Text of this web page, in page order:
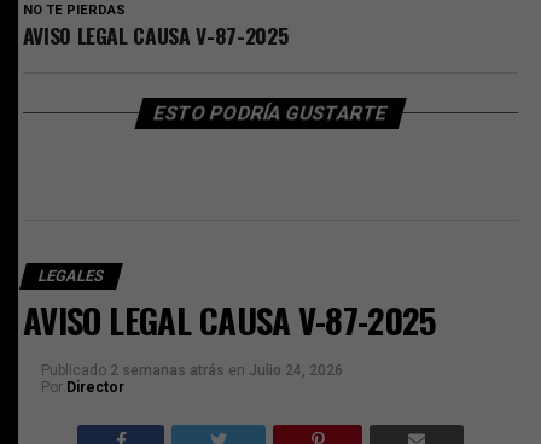
NO TE PIERDAS
AVISO LEGAL CAUSA V-87-2025
ESTO PODRÍA GUSTARTE
LEGALES
AVISO LEGAL CAUSA V-87-2025
Publicado 2 semanas atrás en Julio 24, 2026
Por Director